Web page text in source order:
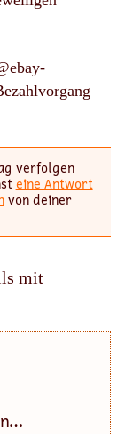
verfolgen
eine Antwort
von deiner
mit